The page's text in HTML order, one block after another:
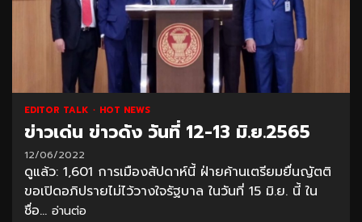
EDITOR TALK HOT NEWS
ข่าวเด่น ข่าวดัง วันที่ 12-13 มิ.ย.2565
12/06/2022
ดูแล้ว: 1,601 การเมืองสัปดาห์นี้ ฝ่ายค้านเตรียมยื่นญัตติ
ขอเปิดอภิปรายไม่ไว้วางใจรัฐบาล ในวันที่ 15 มิ.ย. นี้ ใน
ชื่อ... อ่านต่อ